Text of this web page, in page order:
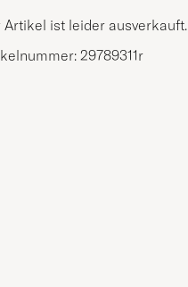
Artikel ist leider ausverkauft.
29789311r